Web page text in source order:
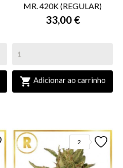
MR. 420K (REGULAR)
33,00 €
 Adicionar ao carrinho
2